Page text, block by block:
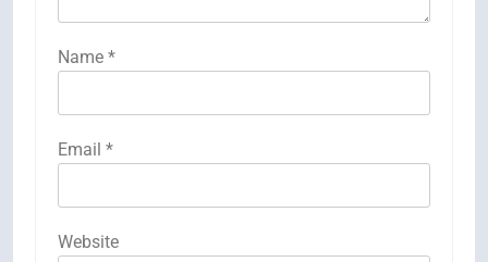
Name *
Email *
Website